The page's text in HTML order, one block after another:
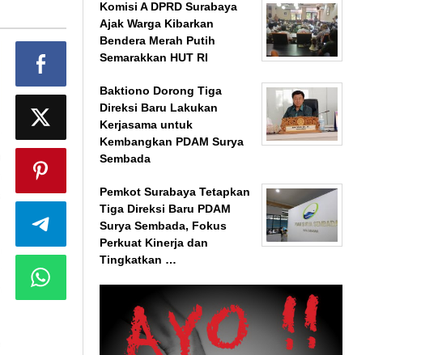
Komisi A DPRD Surabaya
Ajak Warga Kibarkan
Bendera Merah Putih
Semarakkan HUT RI
Baktiono Dorong Tiga
Direksi Baru Lakukan
Kerjasama untuk
Kembangkan PDAM Surya
Sembada
Pemkot Surabaya Tetapkan
Tiga Direksi Baru PDAM
Surya Sembada, Fokus
Perkuat Kinerja dan
Tingkatkan …